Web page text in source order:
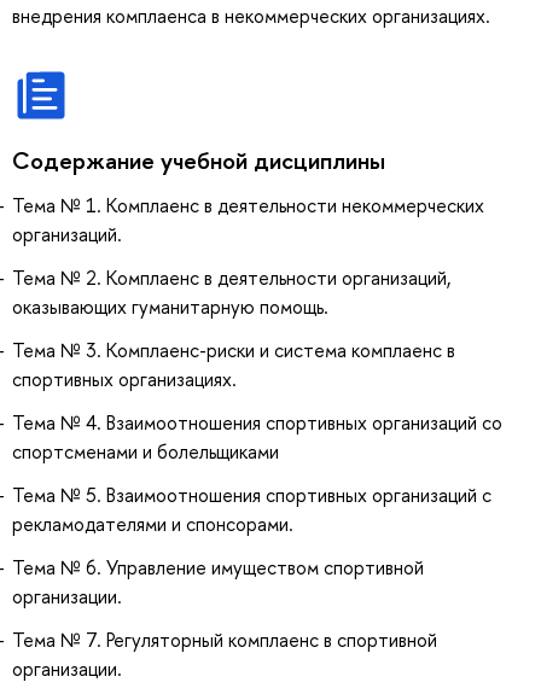
внедрения комплаенса в некоммерческих организациях.
Содержание учебной дисциплины
Тема № 1. Комплаенс в деятельности некоммерческих
организаций.
Тема № 2. Комплаенс в деятельности организаций,
оказывающих гуманитарную помощь.
Тема № 3. Комплаенс-риски и система комплаенс в
спортивных организациях.
Тема № 4. Взаимоотношения спортивных организаций со
спортсменами и болельщиками
Тема № 5. Взаимоотношения спортивных организаций с
рекламодателями и спонсорами.
Тема № 6. Управление имуществом спортивной
организации.
Тема № 7. Регуляторный комплаенс в спортивной
организации.